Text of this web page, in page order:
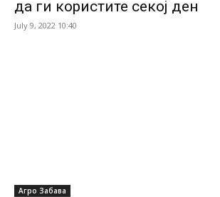
да ги користите секој ден
July 9, 2022 10:40
Агро Забава